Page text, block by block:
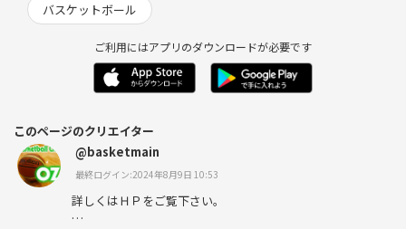
バスケットボール
ご利用にはアプリのダウンロードが必要です
このページのクリエイター
@basketmain
最終ログイン:2024年8月9日 10:53
詳しくはＨＰをご覧下さい。